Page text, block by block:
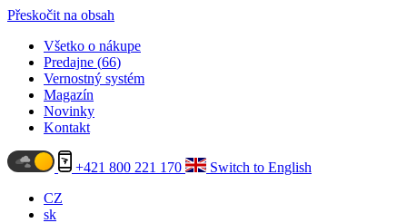
Přeskočit na obsah
Všetko o nákupe
Predajne (66)
Vernostný systém
Magazín
Novinky
Kontakt
+421 800 221 170
Switch to English
CZ
sk